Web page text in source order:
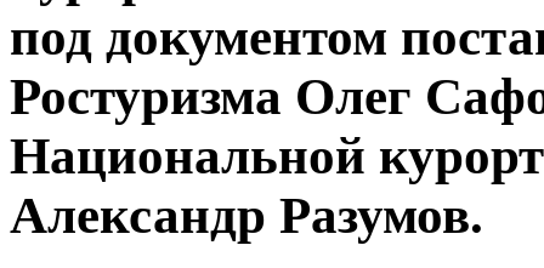
под документом
Ростуризма Олег
Национальной
Александр Разумов.